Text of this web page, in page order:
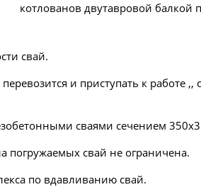
котлованов двутавровой балкой
свай.
и приступать к работе
сваями сечением
свай не ограничена.
по вдавливанию свай.